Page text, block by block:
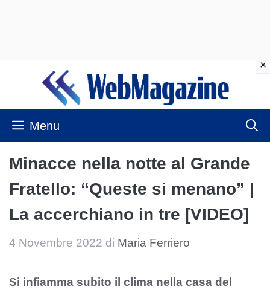
contenuto
Menu
Minacce nella notte al Grande
Fratello: “Queste si menano” |
La accerchiano in tre [VIDEO]
4 Novembre 2022 di Maria Ferriero
Si infiamma subito il clima nella casa del